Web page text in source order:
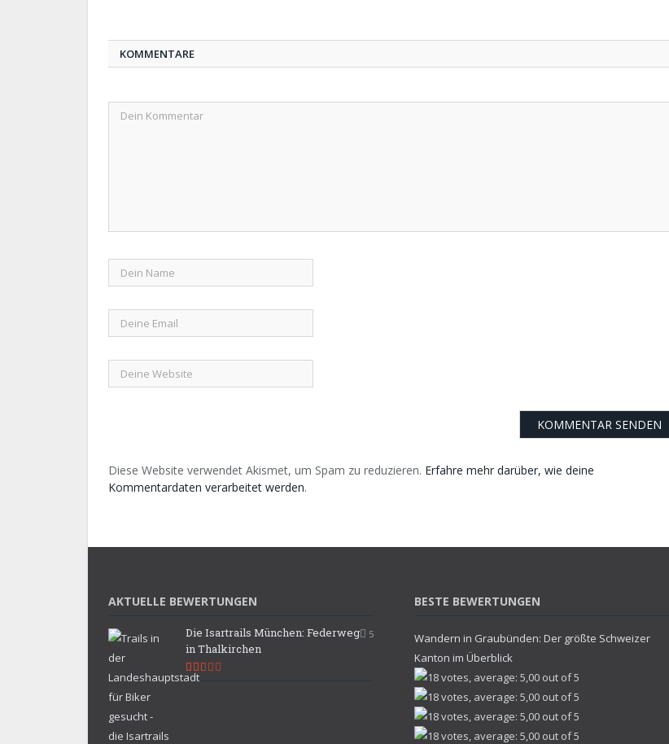
KOMMENTARE
Diese Website verwendet Akismet, um Spam zu reduzieren. Erfahre mehr darüber, wie deine
Kommentardaten verarbeitet werden.
AKTUELLE BEWERTUNGEN
5
Die Isartrails München: Federweg
in Thalkirchen
BESTE BEWERTUNGEN
Wandern in Graubünden: Der größte Schweizer
Kanton im Überblick